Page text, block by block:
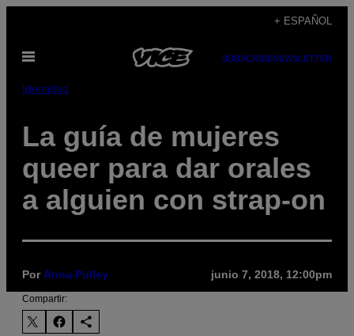
contenido
+ ESPAÑOL
Abrir
SUBSCRIBENEWSLETTER
Identidad
La guía de mujeres
queer para dar orales
a alguien con strap-on
Por Anna Pulley junio 7, 2018, 12:00pm
Compartir: